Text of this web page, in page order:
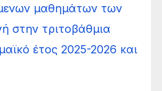
μαθημάτων των
στην τριτοβάθμια
έτος 2025-2026 και